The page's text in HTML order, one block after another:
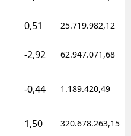
Sinop
Tokat
0,51 25.719.982,12
-2,92 62.947.071,68
-0,44 1.189.420,49
1,50 320.678.263,15